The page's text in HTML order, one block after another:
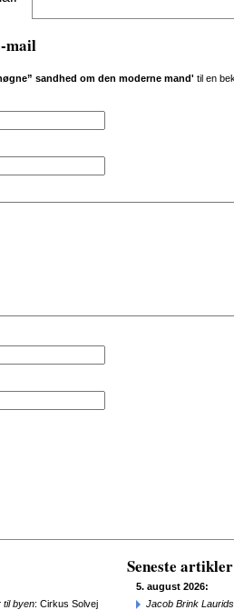
mail
sandhed om den moderne mand' til en
til byen: Cirkus Solvej
Seneste artikler
5. august 2026:
Jacob Brink